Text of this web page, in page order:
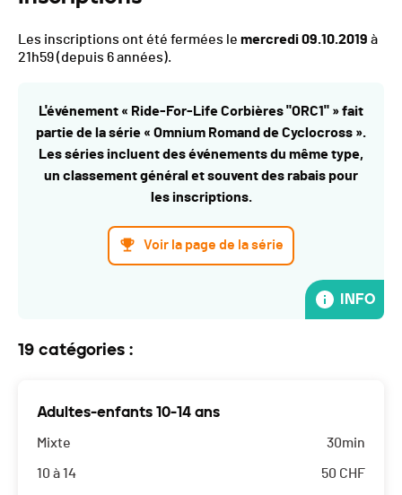
Les inscriptions ont été fermées le mercredi 09.10.2019 à
21h59(depuis 6 années).
L'événement « Ride-For-Life Corbières "ORC1" » fait
partie de la série « Omnium Romand de Cyclocross ».
Les séries incluent des événements du même type,
un classement général et souvent des rabais pour
les inscriptions.
Voir la page de la série
INFO
19 catégories :
Adultes-enfants 10-14 ans
Mixte
10 à 14
30min
50 CHF